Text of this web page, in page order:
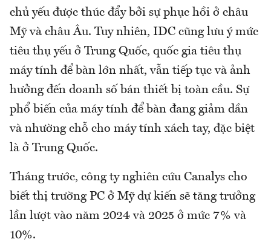
chủ yếu được thúc đẩy bởi sự phục hồi ở châu
Mỹ và châu Âu. Tuy nhiên, IDC cũng lưu ý mức
tiêu thụ yếu ở Trung Quốc, quốc gia tiêu thụ
máy tính để bàn lớn nhất, vẫn tiếp tục và ảnh
hưởng đến doanh số bán thiết bị toàn cầu. Sự
phổ biến của máy tính để bàn đang giảm dần
và nhường chỗ cho máy tính xách tay, đặc biệt
là ở Trung Quốc.
Tháng trước, công ty nghiên cứu Canalys cho
biết thị trường PC ở Mỹ dự kiến sẽ tăng trưởng
lần lượt vào năm 2024 và 2025 ở mức 7% và
10%.